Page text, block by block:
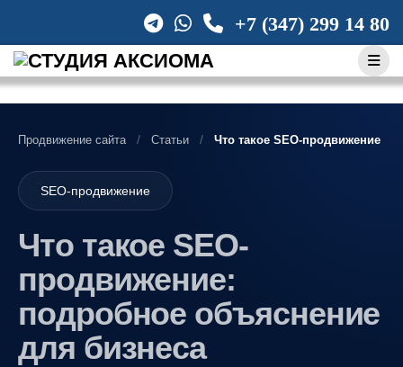
content
+7 (347) 299 14 80
Продвижение сайта Статьи Что такое SEO-продвижение
SEO-продвижение
Что такое SEO-
продвижение:
подробное объяснение
для бизнеса